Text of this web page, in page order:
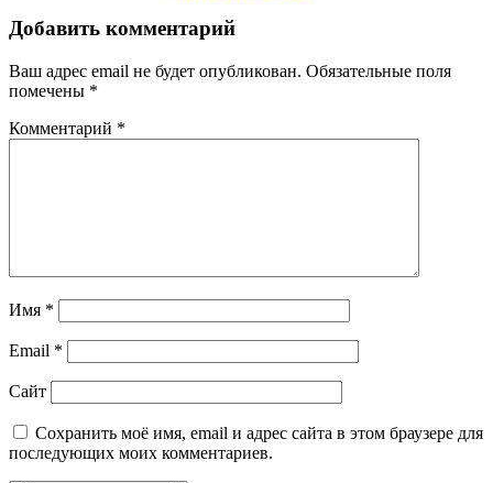
Добавить комментарий
Ваш адрес email не будет опубликован. Обязательные поля
помечены *
Комментарий *
Имя *
Email *
Сайт
Сохранить моё имя, email и адрес сайта в этом браузере для
последующих моих комментариев.